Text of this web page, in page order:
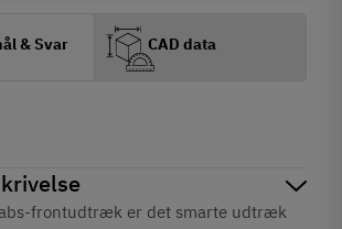
frontudtræk er det smarte udtræk
& Svar CAD data